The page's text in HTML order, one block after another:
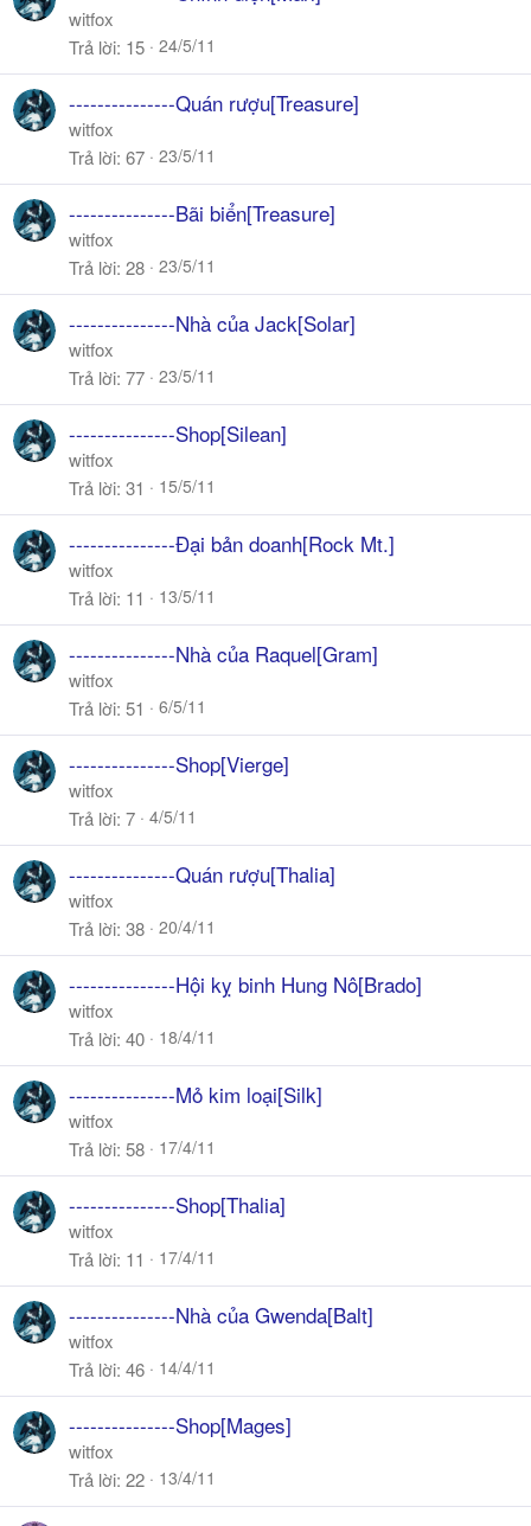
witfox
Trả lời 15 24/5/11
---------------Quán rượu[Treasure]
witfox
Trả lời 67 23/5/11
---------------Bãi biển[Treasure]
witfox
Trả lời 28 23/5/11
---------------Nhà của Jack[Solar]
witfox
Trả lời 77 23/5/11
---------------Shop[Silean]
witfox
Trả lời 31 15/5/11
---------------Đại bản doanh[Rock Mt.]
witfox
Trả lời 11 13/5/11
---------------Nhà của Raquel[Gram]
witfox
Trả lời 51 6/5/11
---------------Shop[Vierge]
witfox
Trả lời 7 4/5/11
---------------Quán rượu[Thalia]
witfox
Trả lời 38 20/4/11
---------------Hội kỵ binh Hung Nô[Brado]
witfox
Trả lời 40 18/4/11
---------------Mỏ kim loại[Silk]
witfox
Trả lời 58 17/4/11
---------------Shop[Thalia]
witfox
Trả lời 11 17/4/11
---------------Nhà của Gwenda[Balt]
witfox
Trả lời 46 14/4/11
---------------Shop[Mages]
witfox
Trả lời 22 13/4/11